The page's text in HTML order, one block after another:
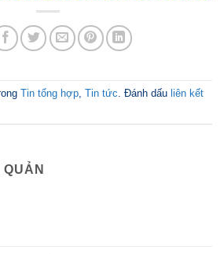
Tin tổng hợp, Tin tức. Đánh dấu liên kết
QUẢN